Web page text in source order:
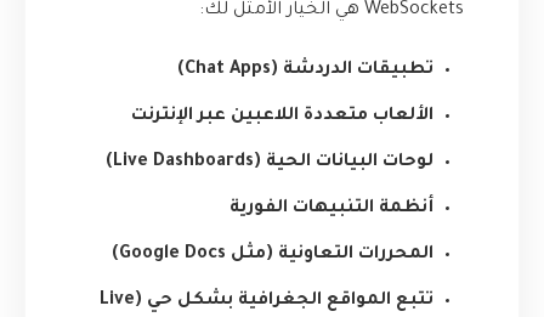
WebSockets هي الخيار الأمثل لك:
تطبيقات الدردشة (Chat Apps)
الألعاب متعددة اللاعبين عبر الإنترنت
لوحات البيانات الحية (Live Dashboards)
أنظمة التنبيهات الفورية
المحررات التعاونية (مثل Google Docs)
تتبع المواقع الجغرافية بشكل حي (Live